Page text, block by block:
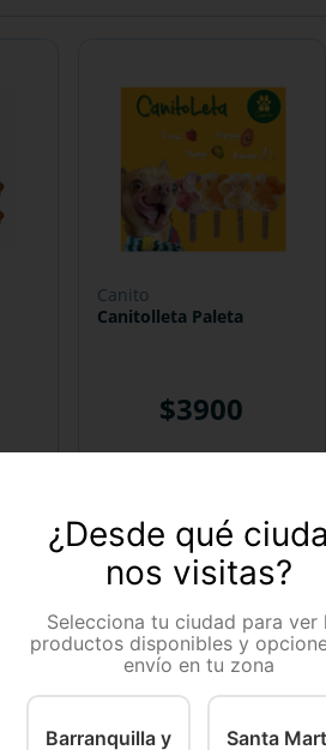
canito
Canitolleta Paleta
$3900
¿Desde qué
nos visitas?
Selecciona tu ciudad para ver
productos disponibles y
envío en tu zona
Barranquilla y
Santa